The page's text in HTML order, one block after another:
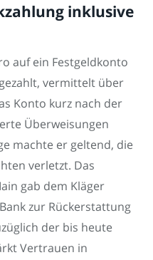
inklusive
auf ein Festgeldkonto
vermittelt über
Konto kurz nach der
Überweisungen
machte er geltend, die
verletzt. Das
gab dem Kläger
zur Rückerstattung
der bis heute
Vertrauen in